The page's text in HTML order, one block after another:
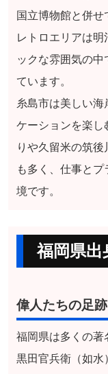
国立博物館と併
レトロエリアは
ックな雰囲気の
ています。
糸島市は美しい
ケーションを楽し
りや久留米の筑
も多く、仕事と
境です。
福岡県出
偉人たちの足跡
福岡県は多くの著
黒田官兵衛（如水